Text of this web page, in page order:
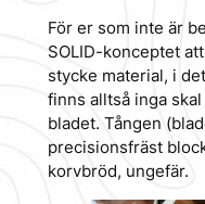
För er som inte är
SOLID-konceptet
stycke material, i
finns alltså inga
bladet. Tången
precisionsfräst
korvbröd, ungefär.